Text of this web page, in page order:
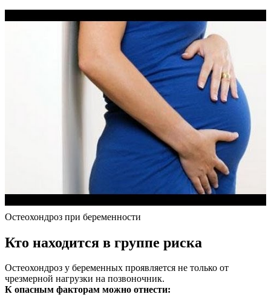
Остеохондроз при беременности
Кто находится в группе риска
Остеохондроз у беременных проявляется не только от
чрезмерной нагрузки на позвоночник.
К опасным факторам можно отнести: